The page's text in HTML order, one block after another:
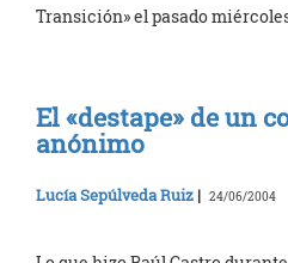
Transición» el pasado
El «destape» de un
anónimo
Lucía Sepúlveda Ruiz | 24/06/2004